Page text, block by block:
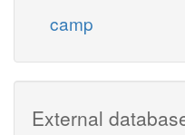
camp
External